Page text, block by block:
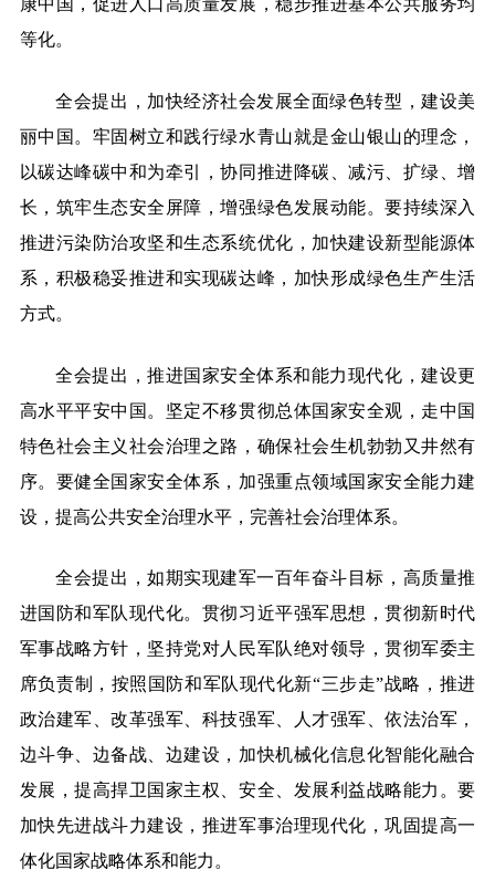
等化。
全会提出，加快经济社会发展全面绿色转型，建设美
丽中国。牢固树立和践行绿水青山就是金山银山的理念，
以碳达峰碳中和为牵引，协同推进降碳、减污、扩绿、增
长，筑牢生态安全屏障，增强绿色发展动能。要持续深入
推进污染防治攻坚和生态系统优化，加快建设新型能源体
系，积极稳妥推进和实现碳达峰，加快形成绿色生产生活
方式。
全会提出，推进国家安全体系和能力现代化，建设更
高水平平安中国。坚定不移贯彻总体国家安全观，走中国
特色社会主义社会治理之路，确保社会生机勃勃又井然有
序。要健全国家安全体系，加强重点领域国家安全能力建
设，提高公共安全治理水平，完善社会治理体系。
全会提出，如期实现建军一百年奋斗目标，高质量推
进国防和军队现代化。贯彻习近平强军思想，贯彻新时代
军事战略方针，坚持党对人民军队绝对领导，贯彻军委主
席负责制，按照国防和军队现代化新“三步走”战略，推进
政治建军、改革强军、科技强军、人才强军、依法治军，
边斗争、边备战、边建设，加快机械化信息化智能化融合
发展，提高捍卫国家主权、安全、发展利益战略能力。要
加快先进战斗力建设，推进军事治理现代化，巩固提高一
体化国家战略体系和能力。